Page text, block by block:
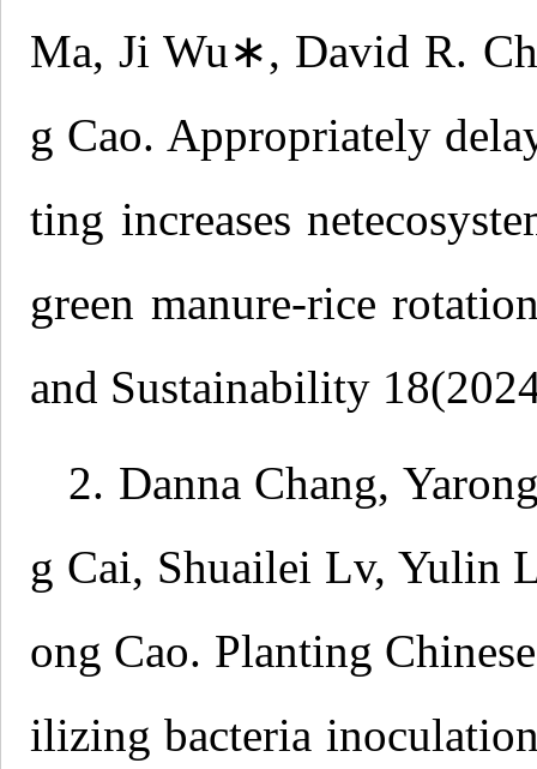
Ma, Ji Wu∗, David R.
g Cao. Appropriately
ting increases
green manure-rice
and Sustainability
2. Danna Chang,
g Cai, Shuailei Lv, Yulin
ong Cao. Planting
ilizing bacteria